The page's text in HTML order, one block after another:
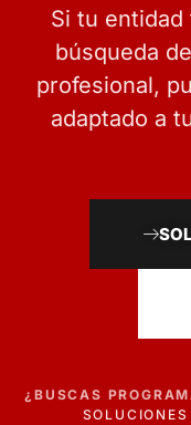
Si tu entidad
búsqueda
profesional,
adaptado a
¿BUSCAS